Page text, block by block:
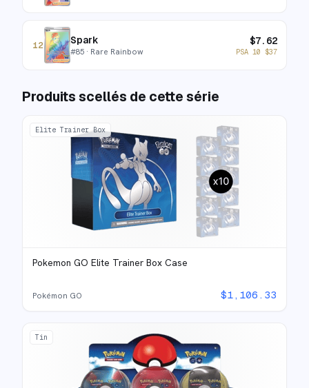
12 Spark
#85 · Rare Rainbow
$7.62
PSA 10 $37
Produits scellés de cette série
Elite Trainer Box
Pokemon GO Elite Trainer Box Case
Pokémon GO $1,106.33
Tin